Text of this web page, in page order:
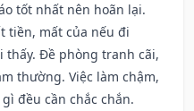
tốt nhất nên hoãn lại.
tiền, mất của nếu đi
Đề phòng tranh cãi,
thường. Việc làm chậm,
đều cần chắc chắn.